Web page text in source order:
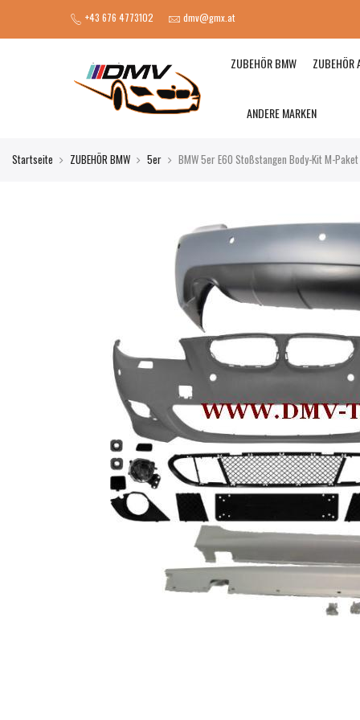
+43 676 4773102 dmv@gmx.at
ZUBEHÖR BMW ZUBEHÖR
ANDERE MARKEN
Startseite ZUBEHÖR BMW 5er BMW 5er E60 Stoßstangen Body-Kit M-